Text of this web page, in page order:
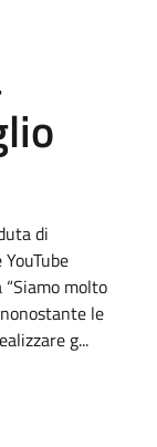
di
molto
le
g...